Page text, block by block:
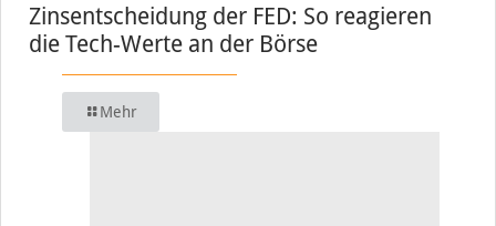
Zinsentscheidung der FED: So reagieren
die Tech-Werte an der Börse
Mehr